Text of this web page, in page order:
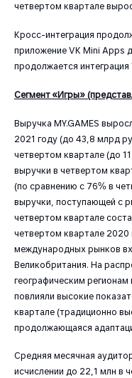
четвертом квартале
Кросс-интеграция
приложение VK Mini Apps
продолжается
Сегмент «Игры»
Выручка MY.GAMES
2021 году (до 43,8 млрд
четвертом квартале (до
выручки в четвертом
(по сравнению с 76% в
выручки, поступающей с
четвертом квартале
четвертом квартале
международных рынков
Великобритания. На
географическим
повлияли высокие
квартале (традиционно
продолжающаяся
Средняя месячная
исчислении до 22,1 млн в